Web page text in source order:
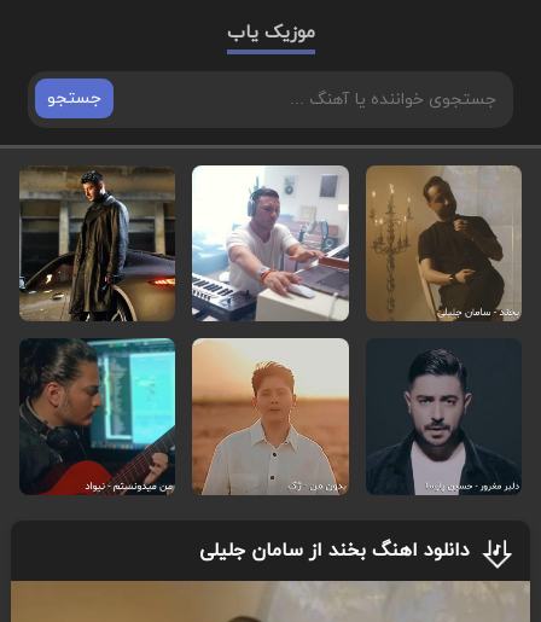
موزیک یاب
جستجو
دانلود اهنگ بخند از سامان جلیلی